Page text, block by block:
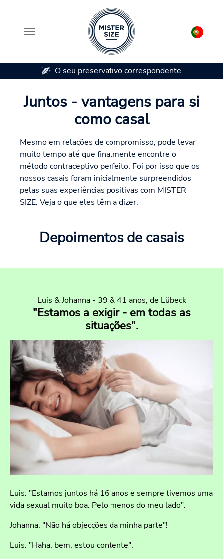
Disponível em 7 tamanhos de
Juntos - vantagens para si
como casal
Mesmo em relações de compromisso, pode levar
muito tempo até que finalmente encontre o
método contraceptivo perfeito. Foi por isso que os
nossos casais foram inicialmente surpreendidos
pelas suas experiências positivas com MISTER
SIZE. Veja o que eles têm a dizer.
Depoimentos de casais
Luis & Johanna - 39 & 41 anos, de Lübeck
"Estamos a exigir - em todas as
situações".
Luis: "Estamos juntos há 16 anos e sempre tivemos uma
vida sexual muito boa. Pelo menos do meu lado".
Johanna: "Não há objecções da minha parte"!
Luis: "Haha, bem, estou contente".